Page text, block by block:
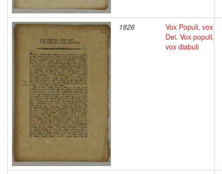
1826
Vox Populi, vox
Dei. Vox populi,
vox diabuli